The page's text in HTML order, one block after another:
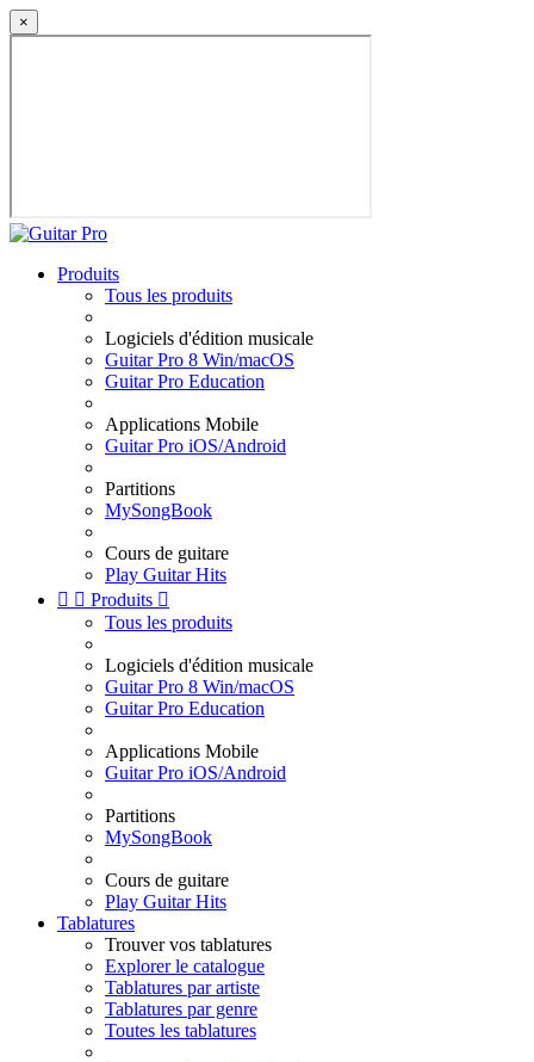
×
Produits
Tous les produits
Logiciels d'édition musicale
Guitar Pro 8 Win/macOS
Guitar Pro Education
Applications Mobile
Guitar Pro iOS/Android
Partitions
MySongBook
Cours de guitare
Play Guitar Hits
  Produits 
Tous les produits
Logiciels d'édition musicale
Guitar Pro 8 Win/macOS
Guitar Pro Education
Applications Mobile
Guitar Pro iOS/Android
Partitions
MySongBook
Cours de guitare
Play Guitar Hits
Tablatures
Trouver vos tablatures
Explorer le catalogue
Tablatures par artiste
Tablatures par genre
Toutes les tablatures